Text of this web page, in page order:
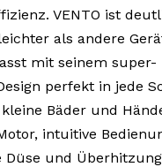
VENTO ist
als andere
mit seinem super-
perfekt in jede
Bäder und
intuitive
Düse und